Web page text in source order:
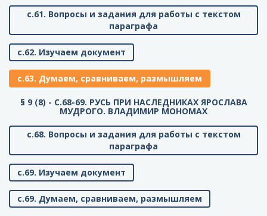
с.61. Вопросы и задания для работы с текстом
параграфа
с.62. Изучаем документ
с.63. Думаем, сравниваем, размышляем
§ 9 (8) - C.68-69. РУСЬ ПРИ НАСЛЕДНИКАХ ЯРОСЛАВА
МУДРОГО. ВЛАДИМИР МОНОМАХ
с.68. Вопросы и задания для работы с текстом
параграфа
с.69. Изучаем документ
с.69. Думаем, сравниваем, размышляем